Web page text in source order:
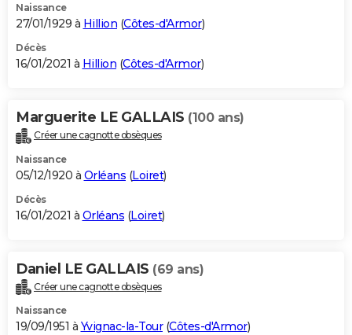
Naissance
27/01/1929 à Hillion (Côtes-d'Armor)
Décès
16/01/2021 à Hillion (Côtes-d'Armor)
Marguerite LE GALLAIS (100 ans)
Créer une cagnotte obsèques
Naissance
05/12/1920 à Orléans (Loiret)
Décès
16/01/2021 à Orléans (Loiret)
Daniel LE GALLAIS (69 ans)
Créer une cagnotte obsèques
Naissance
19/09/1951 à Yvignac-la-Tour(Côtes-d'Armor)